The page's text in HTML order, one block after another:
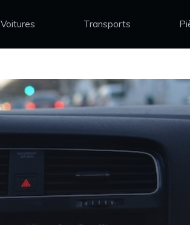
Voitures Transports